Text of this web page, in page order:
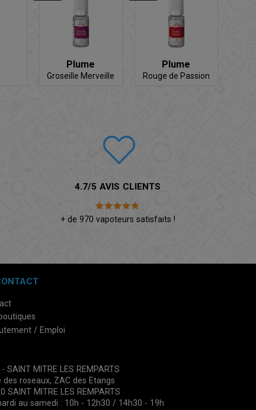
Plume
Groseille Merveille
Plume
Rouge de Passion
4.7/5 AVIS CLIENTS
+ de 970 vapoteurs satisfaits !
/ Emploi
SAINT MITRE LES REMPARTS
des roseaux, ZAC des Etangs
SAINT MITRE LES REMPARTS
au samedi : 10h - 12h30 / 14h30 - 19h